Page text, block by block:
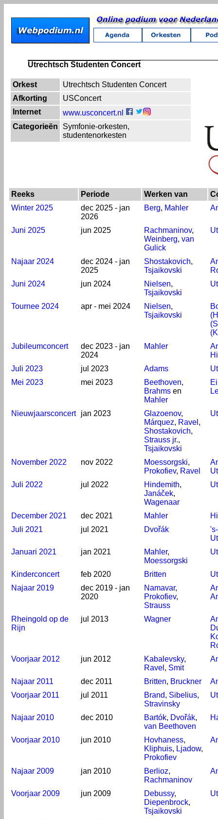
Utrechtsch Studenten Concert
Orkest
Utrechtsch Studenten Concert
Afkorting
USConcert
Internet
www.usconcert.nl
Categorieën
Symfonie-orkesten,
studentenorkesten
Reeks Periode Werken van
Winter 2025
dec 2025 - jan
2026
Berg, Mahler
Juni 2025 jun 2025 Rachmaninov,
Weinberg, van
Gulick
Najaar 2024
dec 2024 - jan
2025
Shostakovich,
Tsjaikovski
Juni 2024
jun 2024 Nielsen,
Tsjaikovski
Tournee 2024 apr - mei 2024 Nielsen,
Tsjaikovski
Jubileumconcert
dec 2023 - jan
2024
Mahler
Juli 2023
jul 2023 Adams
Mei 2023
mei 2023 Beethoven,
Brahms en
Mahler
Nieuwjaarsconcert jan 2023 Glazoenov,
Márquez, Ravel ,
Shostakovich,
Strauss jr.,
Tsjaikovski
November 2022 nov 2022 Moessorgski,
Prokofiev, Ravel
Juli 2022
jul 2022 Hindemith,
Janáček,
Wagenaar
December 2021 dec 2021 Mahler
Juli 2021
jul 2021 Dvořák
Januari 2021
jan 2021 Mahler,
Moessorgski
Kinderconcert feb 2020 Britten
Najaar 2019
dec 2019 - jan
2020
Namavar,
Prokofiev,
Strauss
Rheingold op de
Rijn
jul 2013 Wagner
Voorjaar 2012
jun 2012 Kabalevsky,
Ravel , Smit
Najaar 2011 dec 2011 Britten, Bruckner
Voorjaar 2011
jul 2011 Brand, Sibelius,
Stravinsky
Najaar 2010 dec 2010 Bartók, Dvořák,
van Beethoven
Voorjaar 2010 jun 2010 Hovhaness,
Kliphuis, Ljadow,
Prokofiev
Najaar 2009 jan 2010 Berlioz,
Rachmaninov
Voorjaar 2009 jun 2009 Debussy,
Diepenbrock,
Tsjaikovski